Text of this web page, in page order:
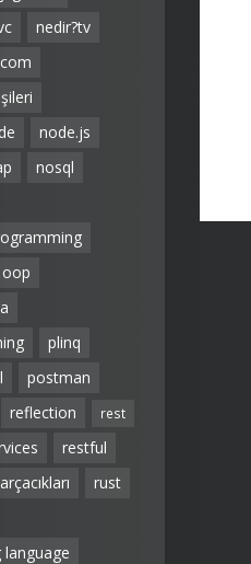
nedir?tv
node.js
nosql
oop
plinq
postman
reflection rest
restful
rust